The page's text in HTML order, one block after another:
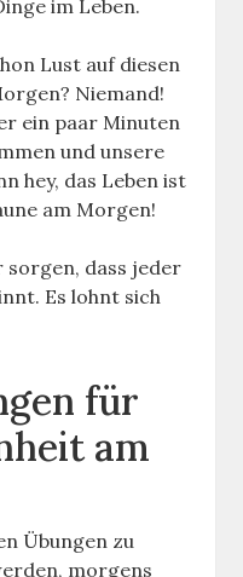
im Leben.
Lust auf diesen
Niemand!
ein paar Minuten
und unsere
hey, das Leben ist
am Morgen!
sorgen, dass jeder
Es lohnt sich
für
am
Übungen zu
morgens